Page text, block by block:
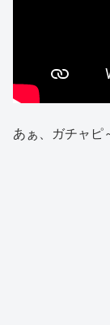
あぁ、ガチャ